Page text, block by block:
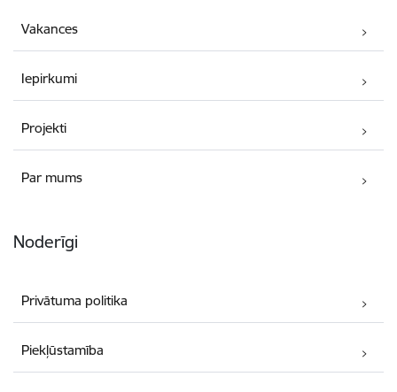
Vakances
Iepirkumi
Projekti
Par mums
Noderīgi
Privātuma politika
Piekļūstamība